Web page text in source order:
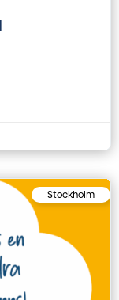
Stockholm